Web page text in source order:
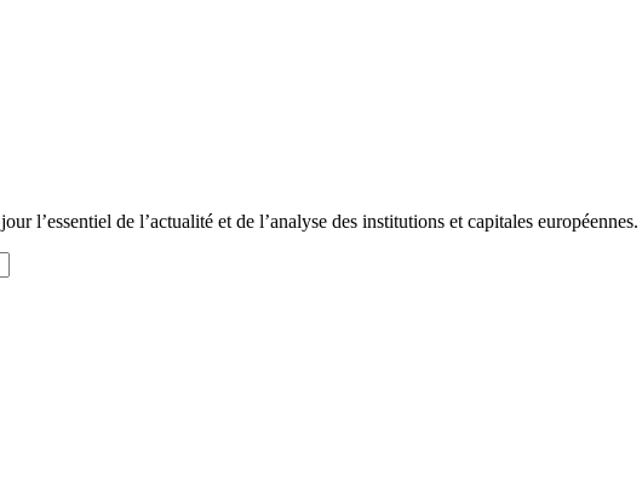
l’essentiel de l’actualité et de l’analyse des institutions et capitales